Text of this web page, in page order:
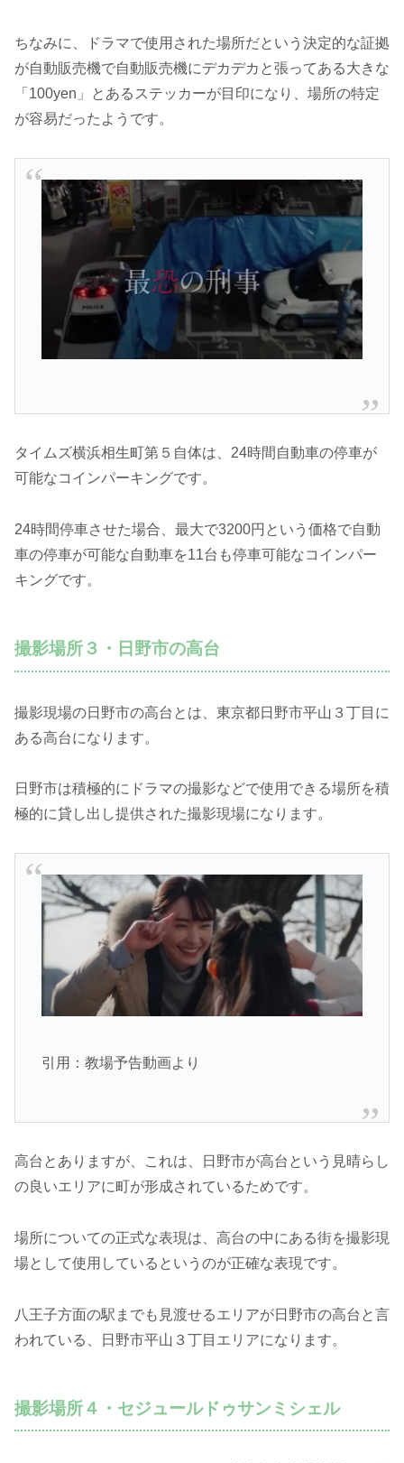
ちなみに、ドラマで使用された場所だという決定的な証拠
が自動販売機で自動販売機にデカデカと張ってある大きな
「100yen」とあるステッカーが目印になり、場所の特定
が容易だったようです。
タイムズ横浜相生町第５自体は、24時間自動車の停車が
可能なコインパーキングです。
24時間停車させた場合、最大で3200円という価格で自動
車の停車が可能な自動車を11台も停車可能なコインパー
キングです。
撮影場所３・日野市の高台
撮影現場の日野市の高台とは、東京都日野市平山３丁目に
ある高台になります。
日野市は積極的にドラマの撮影などで使用できる場所を積
極的に貸し出し提供された撮影現場になります。
引用：教場予告動画より
高台とありますが、これは、日野市が高台という見晴らし
の良いエリアに町が形成されているためです。
場所についての正式な表現は、高台の中にある街を撮影現
場として使用しているというのが正確な表現です。
八王子方面の駅までも見渡せるエリアが日野市の高台と言
われている、日野市平山３丁目エリアになります。
撮影場所４・セジュールドゥサンミシェル